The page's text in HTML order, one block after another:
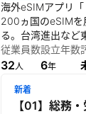
海外eSIMアプリ
200ヵ国のeSIMを
る。台湾進出など
従業員数
32人
設立年数
6年
新着
【01】総務